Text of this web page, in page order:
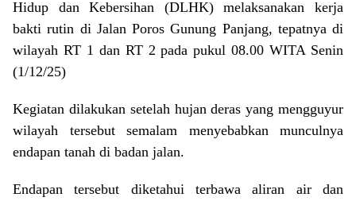
Hidup dan Kebersihan (DLHK) melaksanakan kerja
bakti rutin di Jalan Poros Gunung Panjang, tepatnya di
wilayah RT 1 dan RT 2 pada pukul 08.00 WITA Senin
(1/12/25)
Kegiatan dilakukan setelah hujan deras yang mengguyur
wilayah tersebut semalam menyebabkan munculnya
endapan tanah di badan jalan.
Endapan tersebut diketahui terbawa aliran air dan